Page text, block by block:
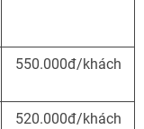
550.000đ/khách
520.000đ/khách